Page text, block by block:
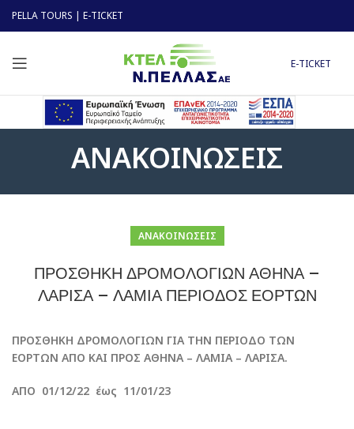
PELLA TOURS | E-TICKET
E-TICKET
ΑΝΑΚΟΙΝΩΣΕΙΣ
ΑΝΑΚΟΙΝΩΣΕΙΣ
ΠΡΟΣΘΗΚΗ ΔΡΟΜΟΛΟΓΙΩΝ ΑΘΗΝΑ –
ΛΑΡΙΣΑ – ΛΑΜΙΑ ΠΕΡΙΟΔΟΣ ΕΟΡΤΩΝ
ΠΡΟΣΘΗΚΗ ΔΡΟΜΟΛΟΓΙΩΝ ΓΙΑ ΤΗΝ ΠΕΡΙΟΔΟ ΤΩΝ
ΕΟΡΤΩΝ ΑΠΟ ΚΑΙ ΠΡΟΣ ΑΘΗΝΑ – ΛΑΜΙΑ – ΛΑΡΙΣΑ.
ΑΠΟ 01/12/22 έως 11/01/23